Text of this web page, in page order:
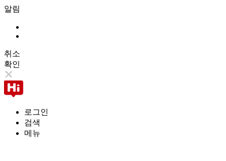
알림
취소
확인
로그인
검색
메뉴